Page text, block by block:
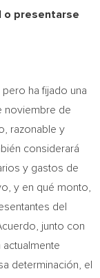
o presentarse
ha fijado una
noviembre de
razonable y
considerará
y gastos de
y en qué monto,
del
junto con
determinación, el